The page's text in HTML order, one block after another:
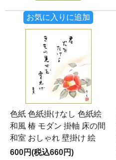
お気に入りに追加
色紙 色紙掛けなし 色紙絵
和風 椿 モダン 掛軸 床の間
和室 おしゃれ 壁掛け 絵
600円(税込660円)